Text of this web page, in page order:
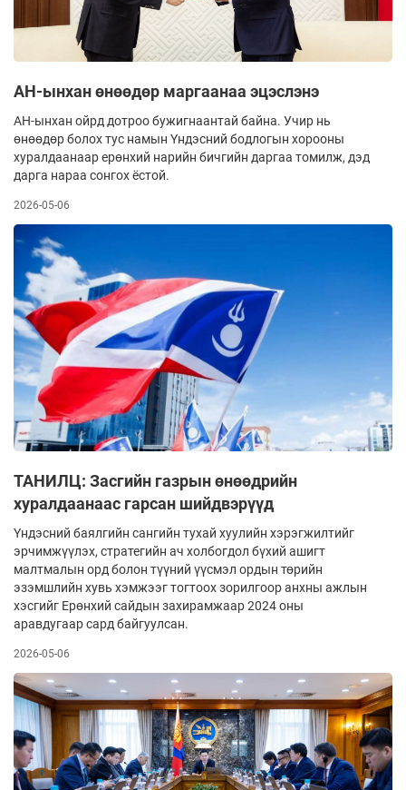
АН-ынхан өнөөдөр маргаанаа эцэслэнэ
АН-ынхан ойрд дотроо бужигнаантай байна. Учир нь
өнөөдөр болох тус намын Үндэсний бодлогын хорооны
хуралдаанаар ерөнхий нарийн бичгийн даргаа томилж, дэд
дарга нараа сонгох ёстой.
2026-05-06
ТАНИЛЦ: Засгийн газрын өнөөдрийн
хуралдаанаас гарсан шийдвэрүүд
Үндэсний баялгийн сангийн тухай хуулийн хэрэгжилтийг
эрчимжүүлэх, стратегийн ач холбогдол бүхий ашигт
малтмалын орд болон түүний үүсмэл ордын төрийн
эзэмшлийн хувь хэмжээг тогтоох зорилгоор анхны ажлын
хэсгийг Ерөнхий сайдын захирамжаар 2024 оны
аравдугаар сард байгуулсан.
2026-05-06